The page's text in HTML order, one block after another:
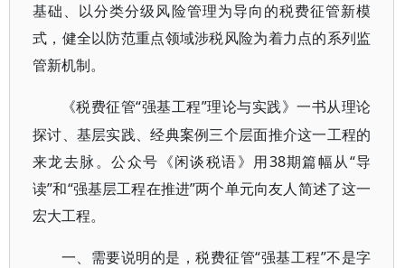
基础、以分类分级风险管理为导向的税费征管新模
式，健全以防范重点领域涉税风险为着力点的系列监
管新机制。
《税费征管“强基工程”理论与实践》一书从理论
探讨、基层实践、经典案例三个层面推介这一工程的
来龙去脉。公众号《闲谈税语》用38期篇幅从“导
读”和“强基层工程在推进”两个单元向友人简述了这一
宏大工程。
一、需要说明的是，税费征管“强基工程”不是字